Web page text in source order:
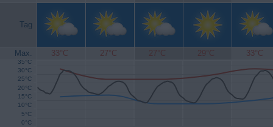
Tag
Max. 33°C 27°C 27°C 29°C 33°C
0°C
5°C
10°C
15°C
20°C
25°C
30°C
35°C